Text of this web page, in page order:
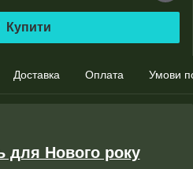
Купити
Доставка Оплата Умови
для Нового року